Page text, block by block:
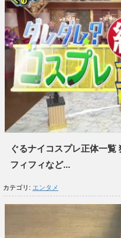
ぐるナイコスプレ正体一覧
フィフィなど...
カテゴリ: エンタメ